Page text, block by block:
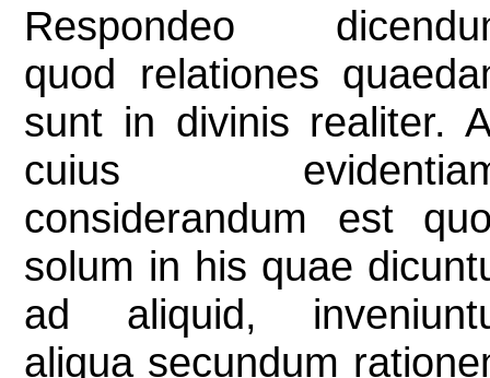
Respondeo
quod relationes
sunt in divinis realiter.
cuius
considerandum est
solum in his quae
ad aliquid,
aliqua secundum